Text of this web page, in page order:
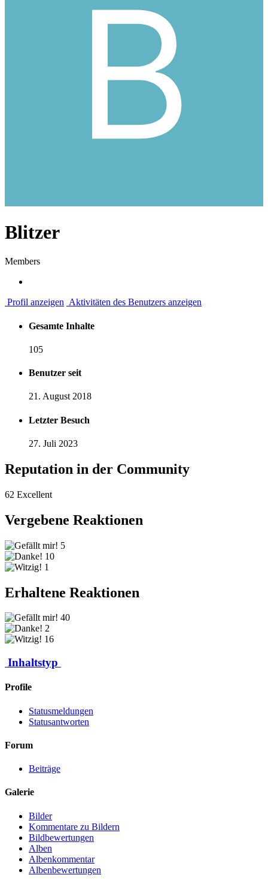
Blitzer
Members
Profil anzeigen Aktivitäten des Benutzers anzeigen
Gesamte Inhalte
105
Benutzer seit
21. August 2018
Letzter Besuch
27. Juli 2023
Reputation in der Community
62 Excellent
Vergebene Reaktionen
5
10
1
Erhaltene Reaktionen
40
2
16
Inhaltstyp
Profile
Statusmeldungen
Statusantworten
Forum
Beiträge
Galerie
Bilder
Kommentare zu Bildern
Bildbewertungen
Alben
Albenkommentar
Albenbewertungen